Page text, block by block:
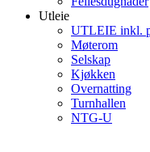
Utleie
UTLEIE inkl.
Møterom
Selskap
Kjøkken
Overnatting
Turnhallen
NTG-U